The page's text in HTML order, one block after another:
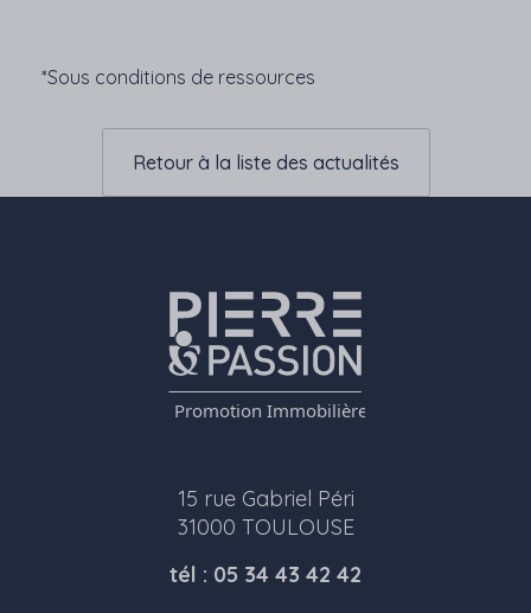
*Sous conditions de ressources
Retour à la liste des actualités
15 rue Gabriel Péri
31000 TOULOUSE
tél : 05 34 43 42 42